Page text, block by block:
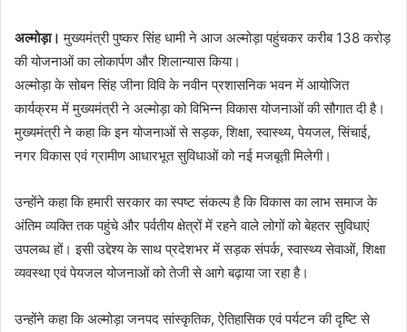
अल्मोड़ा।मुख्यमंत्री पुष्कर सिंह धामी ने आज अल्मोड़ा पहुंचकर करीब 138 करोड़
की योजनाओं का लोकार्पण और शिलान्यास किया।
अल्मोड़ा के सोबन सिंह जीना विवि के नवीन प्रशासनिक भवन में आयोजित
कार्यक्रम में मुख्यमंत्री ने अल्मोड़ा को विभिन्न विकास योजनाओं की सौगात दी है।
मुख्यमंत्री ने कहा कि इन योजनाओं से सड़क, शिक्षा, स्वास्थ्य, पेयजल, सिंचाई,
नगर विकास एवं ग्रामीण आधारभूत सुविधाओं को नई मजबूती मिलेगी।
उन्होंने कहा कि हमारी सरकार का स्पष्ट संकल्प है कि विकास का लाभ समाज के
अंतिम व्यक्ति तक पहुंचे और पर्वतीय क्षेत्रों में रहने वाले लोगों को बेहतर सुविधाएं
उपलब्ध हों। इसी उद्देश्य के साथ प्रदेशभर में सड़क संपर्क, स्वास्थ्य सेवाओं, शिक्षा
व्यवस्था एवं पेयजल योजनाओं को तेजी से आगे बढ़ाया जा रहा है।
उन्होंने कहा कि अल्मोड़ा जनपद सांस्कृतिक, ऐतिहासिक एवं पर्यटन की दृष्टि से